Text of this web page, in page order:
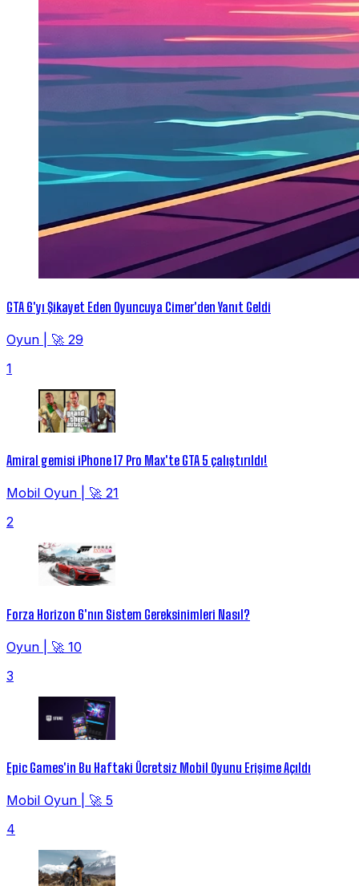
GTA 6'yı Şikayet Eden Oyuncuya Cimer'den Yanıt Geldi
Oyun
🚀 29
1
Amiral gemisi iPhone 17 Pro Max'te GTA 5 çalıştırıldı!
Mobil Oyun
🚀 21
2
Forza Horizon 6'nın Sistem Gereksinimleri Nasıl?
Oyun
🚀 10
3
Epic Games'in Bu Haftaki Ücretsiz Mobil Oyunu Erişime Açıldı
Mobil Oyun
🚀 5
4